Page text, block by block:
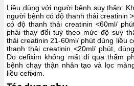
Liều dùng với người bệnh suy thận:
người bệnh có độ thanh thải creatinin
có độ thanh thải creatinin <60ml/
phải thay đổi tuỳ theo mức độ suy
thải creatinin 21-60ml/ phút dùng liều
thanh thải creatinin <20ml/ phút,
Do cefixim không mất đi qua thẩm
bệnh chạy thận nhân tạo và lọc
liều cefixim.